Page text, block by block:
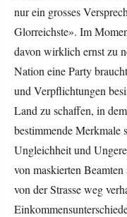
nur ein grosses
Glorreichste». Im
davon wirklich ernst zu
Nation eine Party
und Verpflichtungen
Land zu schaffen, in
bestimmende Merkmale
Ungleichheit und
von maskierten
von der Strasse weg